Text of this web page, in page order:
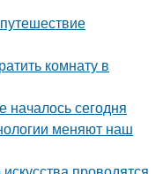
комнату в
началось сегодня
меняют наш